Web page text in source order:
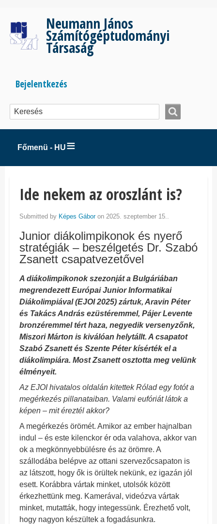
tartalomra
Neumann János
Számítógéptudományi
Társaság
Bejelentkezés
menüje
Bejelentkezés
Főmenü - HU
Ide nekem az oroszlánt is?
Submitted by Képes Gáboron 2025. szeptember 15..
Junior diákolimpikonok és nyerő
stratégiák – beszélgetés Dr. Szabó
Zsanett csapatvezetővel
A diákolimpikonok szezonját a Bulgáriában
megrendezett Európai Junior Informatikai
Diákolimpiával (EJOI 2025) zártuk, Aravin Péter
és Takács András ezüstéremmel, Pájer Levente
bronzéremmel tért haza, negyedik versenyzőnk,
Miszori Márton is kiválóan helytállt. A csapatot
Szabó Zsanett és Szente Péter kísérték el a
diákolimpiára. Most Zsanett osztotta meg velünk
élményeit.
Az EJOI hivatalos oldalán kitettek Rólad egy fotót a
megérkezés pillanataiban. Valami eufóriát látok a
képen – mit éreztél akkor?
A megérkezés örömét. Amikor az ember hajnalban
indul – és este kilenckor ér oda valahova, akkor van
ok a megkönnyebbülésre és az örömre. A
szállodába belépve az ottani szervezőcsapaton is
az látszott, hogy ők is örültek nekünk, ez igazán jól
esett. Korábbra vártak minket, utolsók között
érkezhettünk meg. Kamerával, videózva vártak
minket, mutatták, hogy integessünk. Érezhető volt,
hogy nagyon készültek a fogadásunkra.